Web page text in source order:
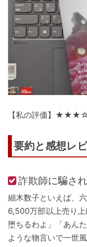
【私の評価】
要約と感想レ
詐欺師に騙さ
細木数子といえば、
6,500万部以上売り
堕ちるわよ」「あん
ような物言いで一世